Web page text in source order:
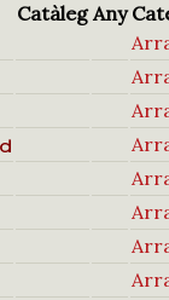
Catàleg Any